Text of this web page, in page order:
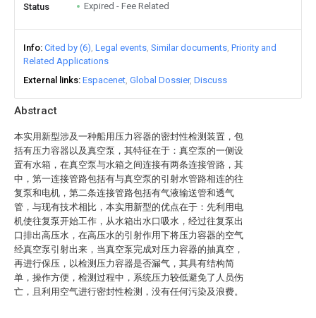
Abstract
本实用新型涉及一种船用压力容器的密封性检测装置，包
括有压力容器以及真空泵，其特征在于：真空泵的一侧设
置有水箱，在真空泵与水箱之间连接有两条连接管路，其
中，第一连接管路包括有与真空泵的引射水管路相连的往
复泵和电机，第二条连接管路包括有气液输送管和透气
管，与现有技术相比，本实用新型的优点在于：先利用电
机使往复泵开始工作，从水箱出水口吸水，经过往复泵出
口排出高压水，在高压水的引射作用下将压力容器的空气
经真空泵引射出来，当真空泵完成对压力容器的抽真空，
再进行保压，以检测压力容器是否漏气，其具有结构简
单，操作方便，检测过程中，系统压力较低避免了人员伤
亡，且利用空气进行密封性检测，没有任何污染及浪费。
Status Expired - Fee Related
Info Cited by (6) Legal events Similar documents Priority and
Related Applications
External links Espacenet Global Dossier Discuss